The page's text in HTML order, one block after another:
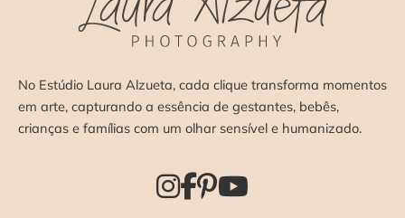
No Estúdio Laura Alzueta, cada clique transforma momentos
em arte, capturando a essência de gestantes, bebês,
crianças e famílias com um olhar sensível e humanizado.